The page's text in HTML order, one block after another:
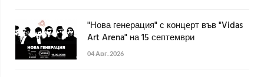
"Нова генерация" с концерт във "Vidas
Art Arena" на 15 септември
04 Авг. 2026